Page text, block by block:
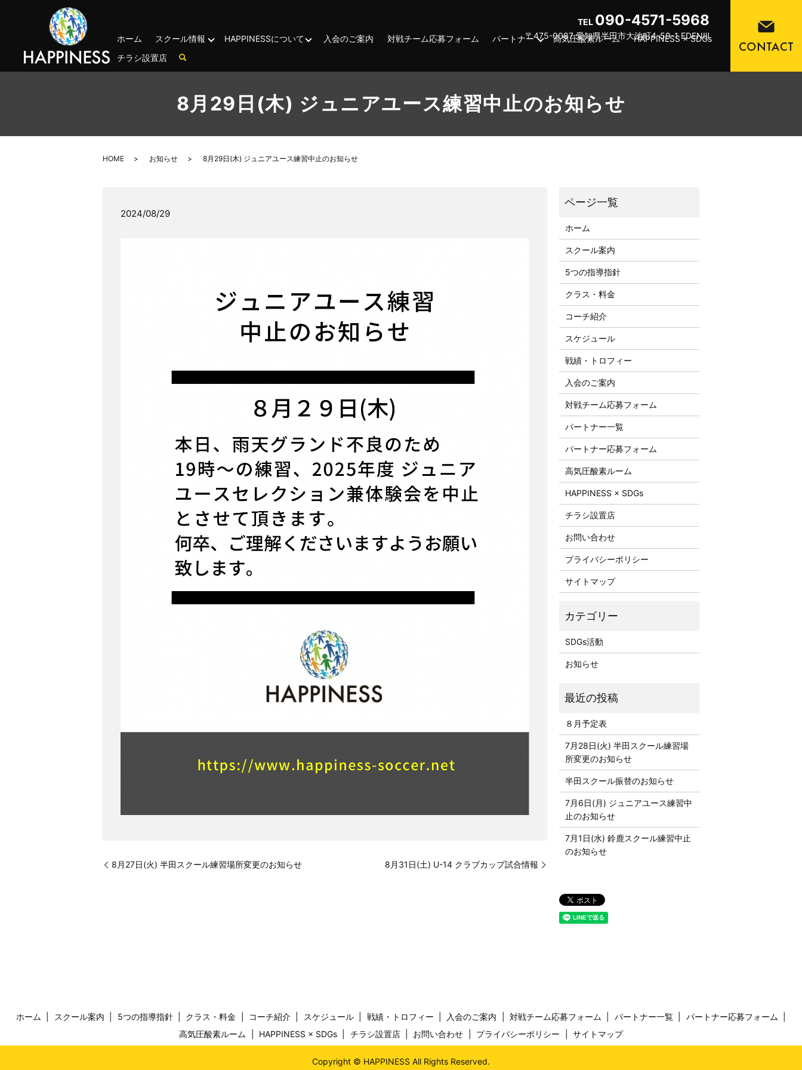
ホーム スクール情報 HAPPINESSについて 入会のご案内 対戦チーム応募フォーム パートナー 高気圧酸素ルーム
HAPPINESS × SDGs
チラシ設置店
TEL 090-4571-5968
〒475-0087 愛知県半田市大池町4-59-1 EDENⅢ
8月29日(木) ジュニアユース練習中止のお知らせ
HOME お知らせ 8月29日(木) ジュニアユース練習中止のお知らせ
2024/08/29
8月27日(火) 半田スクール練習場所変更のお知らせ 8月31日(土) U-14 クラブカップ試合情報
ホーム
スクール案内
5つの指導指針
クラス・料金
コーチ紹介
スケジュール
戦績・トロフィー
入会のご案内
対戦チーム応募フォーム
パートナー一覧
パートナー応募フォーム
高気圧酸素ルーム
HAPPINESS × SDGs
チラシ設置店
お問い合わせ
プライバシーポリシー
サイトマップ
SDGs活動
お知らせ
８月予定表
7月28日(火) 半田スクール練習場
所変更のお知らせ
半田スクール振替のお知らせ
7月6日(月) ジュニアユース練習中
止のお知らせ
7月1日(水) 鈴鹿スクール練習中止
のお知らせ
ホーム スクール案内 5つの指導指針 クラス・料金 コーチ紹介 スケジュール 戦績・トロフィー 入会のご案内 対戦チーム応募フォーム パートナー一覧
パートナー応募フォーム
高気圧酸素ルーム
HAPPINESS × SDGs チラシ設置店 お問い合わせ プライバシーポリシー サイトマップ
Copyright © HAPPINESS All Rights Reserved.